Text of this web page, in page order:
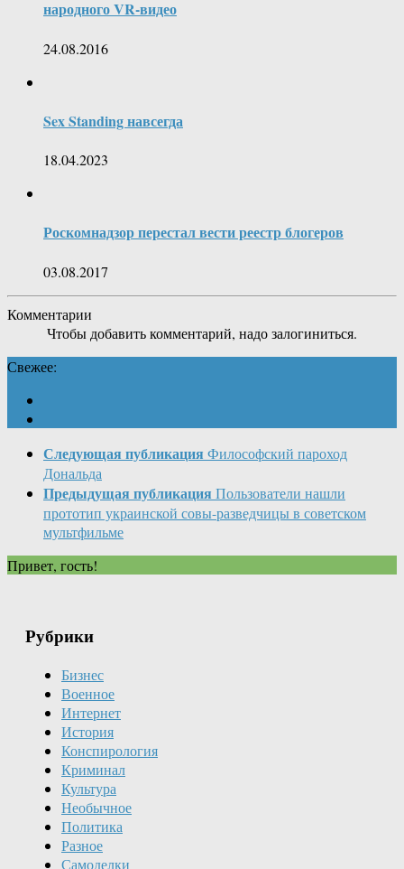
народного VR-видео
24.08.2016
Sex Standing навсегда
18.04.2023
Роскомнадзор перестал вести реестр блогеров
03.08.2017
Комментарии
Чтобы добавить комментарий, надо залогиниться.
Свежее:
Следующая публикация Философский пароход
Дональда
Предыдущая публикация Пользователи нашли
прототип украинской совы-разведчицы в советском
мультфильме
Привет, гость!
Рубрики
Бизнес
Военное
Интернет
История
Конспирология
Криминал
Культура
Необычное
Политика
Разное
Самоделки